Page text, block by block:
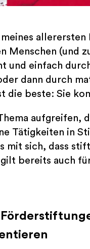
allerersten
Menschen (und
und einfach
dann durch
die beste: Sie
aufgreifen,
Tätigkeiten in
mit sich, dass
bereits auch